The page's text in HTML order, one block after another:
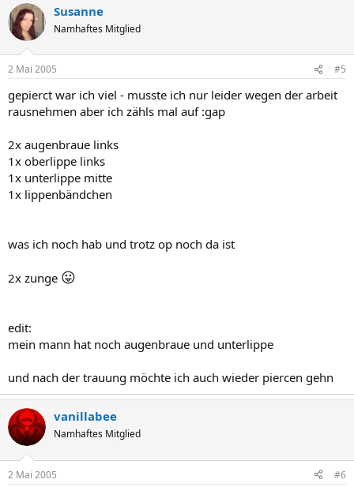
Susanne
Namhaftes Mitglied
2 Mai 2005 #5
gepierct war ich viel - musste ich nur leider wegen der arbeit
rausnehmen aber ich zähls mal auf :gap
2x augenbraue links
1x oberlippe links
1x unterlippe mitte
1x lippenbändchen
was ich noch hab und trotz op noch da ist
2x zunge 😛
edit:
mein mann hat noch augenbraue und unterlippe
und nach der trauung möchte ich auch wieder piercen gehn
vanillabee
Namhaftes Mitglied
2 Mai 2005 #6